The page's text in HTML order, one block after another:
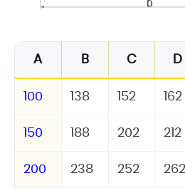
A B C D
100 138 152 162
150 188 202 212
200 238 252 262